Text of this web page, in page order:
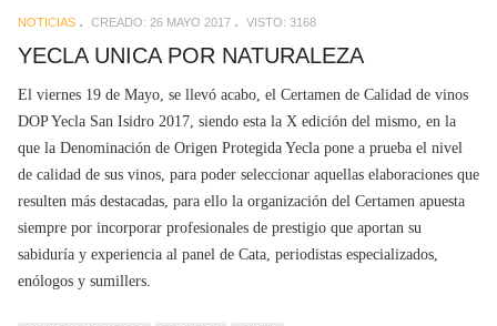
NOTICIAS CREADO: 26 MAYO 2017 VISTO: 3168
YECLA UNICA POR NATURALEZA
El viernes 19 de Mayo, se llevó acabo, el Certamen de Calidad de vinos
DOP Yecla San Isidro 2017, siendo esta la X edición del mismo, en la
que la Denominación de Origen Protegida Yecla pone a prueba el nivel
de calidad de sus vinos, para poder seleccionar aquellas elaboraciones que
resulten más destacadas, para ello la organización del Certamen apuesta
siempre por incorporar profesionales de prestigio que aportan su
sabiduría y experiencia al panel de Cata, periodistas especializados,
enólogos y sumillers.